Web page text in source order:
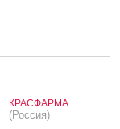
КРАСФАРМА
(Россия)